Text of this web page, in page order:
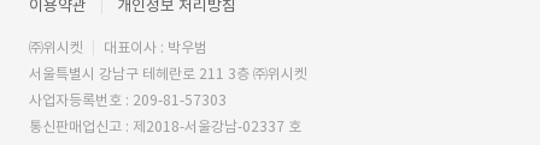
이용약관 개인정보 처리방침
㈜위시켓
대표이사 : 박우범
서울특별시 강남구 테헤란로 211 3층 ㈜위시켓
사업자등록번호 : 209-81-57303
통신판매업신고 : 제2018-서울강남-02337 호